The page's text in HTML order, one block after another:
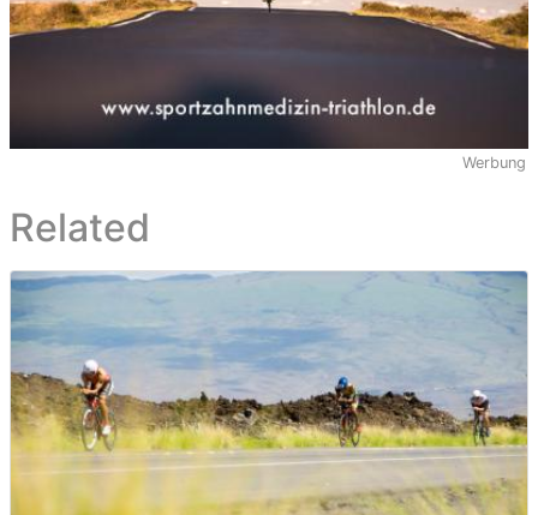
Werbung
Related